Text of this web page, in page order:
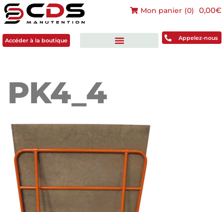
Accéder à la boutique
Mon panier (0) 0,00€
Appelez-nous
PK4_4